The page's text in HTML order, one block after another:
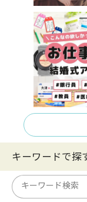
キーワードで探